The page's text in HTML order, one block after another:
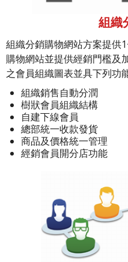
組織
組織分銷購物網站方案提供
購物網站並提供經銷門檻及
之會員組織圖表並具下列功
組織銷售自動分潤
樹狀會員組織結構
自建下線會員
總部統一收款發貨
商品及價格統一管理
經銷會員開分店功能